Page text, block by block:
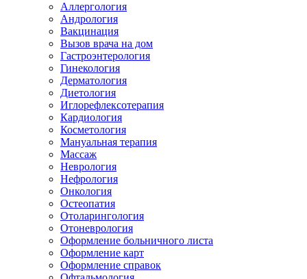
Аллергология
Андрология
Вакцинация
Вызов врача на дом
Гастроэнтерология
Гинекология
Дерматология
Диетология
Иглорефлексотерапия
Кардиология
Косметология
Мануальная терапия
Массаж
Неврология
Нефрология
Онкология
Остеопатия
Отоларингология
Отоневрология
Оформление больничного листа
Оформление карт
Оформление справок